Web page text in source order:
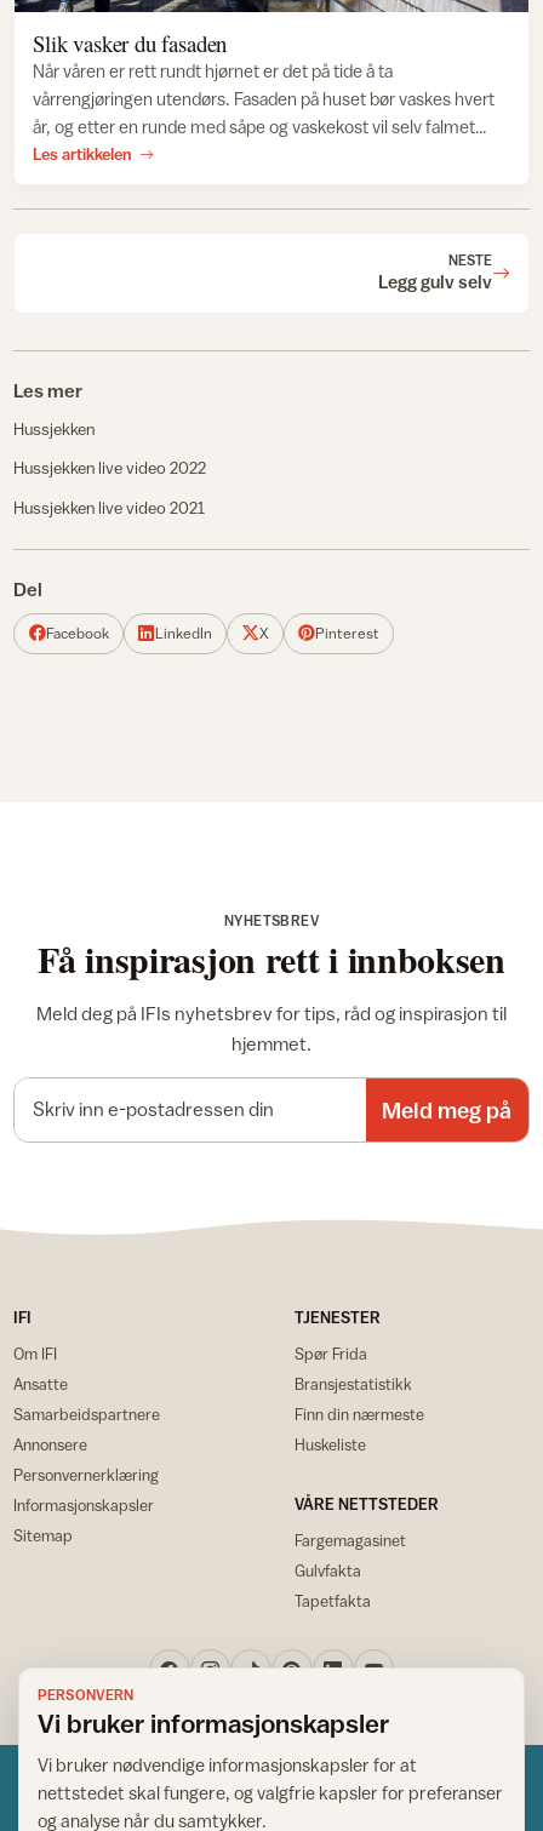
Slik vasker du fasaden
Når våren er rett rundt hjørnet er det på tide å ta
vårrengjøringen utendørs. Fasaden på huset bør vaskes hvert
år, og etter en runde med såpe og vaskekost vil selv falmet
maling se renere og klarere ut. Her får du tipsene du trenger
Les artikkelen
NESTE
Legg gulv selv
Les mer
Hussjekken
Hussjekken live video 2022
Hussjekken live video 2021
Del
Facebook LinkedIn X Pinterest
NYHETSBREV
Få inspirasjon rett i innboksen
Meld deg på IFIs nyhetsbrev for tips, råd og inspirasjon til
hjemmet.
Meld meg på
IFI
Om IFI
Ansatte
Samarbeidspartnere
Annonsere
Personvernerklæring
Informasjonskapsler
Sitemap
TJENESTER
Spør Frida
Bransjestatistikk
Finn din nærmeste
Huskeliste
VÅRE NETTSTEDER
Fargemagasinet
Gulvfakta
Tapetfakta
PERSONVERN
Vi bruker informasjonskapsler
Vi bruker nødvendige informasjonskapsler for at
nettstedet skal fungere, og valgfrie kapsler for preferanser
og analyse når du samtykker.